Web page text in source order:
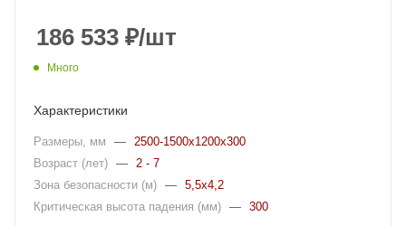
186 533 ₽/шт
Много
Характеристики
Размеры, мм —
2500-1500x1200x300
Возраст (лет) —
2 - 7
Зона безопасности (м) — 5,5x4,2
Критическая высота падения (мм) — 300